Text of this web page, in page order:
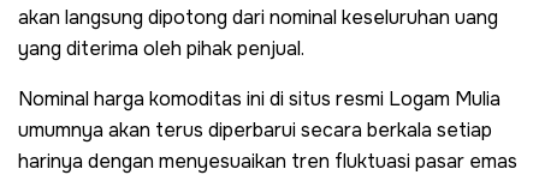
akan langsung dipotong dari nominal keseluruhan uang
yang diterima oleh pihak penjual.
Nominal harga komoditas ini di situs resmi Logam Mulia
umumnya akan terus diperbarui secara berkala setiap
harinya dengan menyesuaikan tren fluktuasi pasar emas